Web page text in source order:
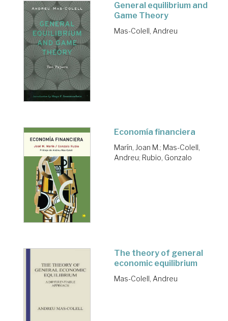
General equilibrium and
Game Theory
Mas-Colell, Andreu
Economía financiera
Marín, Joan M.; Mas-Colell,
Andreu; Rubio, Gonzalo
The theory of general
economic equilibrium
Mas-Colell, Andreu